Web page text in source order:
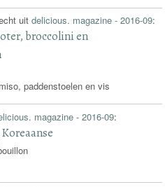
uitdelicious. magazine - 2016-09:
broccolini en
paddenstoelen en vis
magazine - 2016-09: